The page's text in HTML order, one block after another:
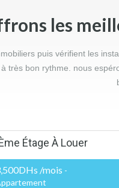
les
puis vérifient les
très bon rythme. nous
Étage À Louer
/mois -